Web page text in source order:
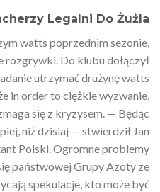
Legalni Do Żużla
watts poprzednim sezonie,
Do klubu dołączył
utrzymać drużynę watts
in order to ciężkie wyzwanie,
się z kryzysem. — Będąc
niż dzisiaj — stwierdził Jan
Polski. Ogromne problemy
państwowej Grupy Azoty ze
spekulacje, kto może być